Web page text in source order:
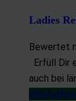
Ladies
Bewertet
Erfüll Dir
auch bei